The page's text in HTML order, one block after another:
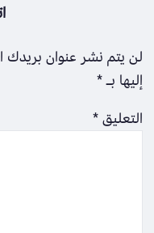
لن يتم نشر عنوان بريدك
إليها بـ*
التعليق*